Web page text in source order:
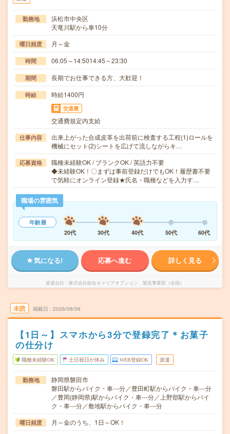
勤務地
浜松市中央区
天竜川駅から車10分
曜日頻度 月～金
時間 06:05～14:5014:45～23:30
期間 長期でお仕事できる方、大歓迎！
時給 時給1400円
交通費
交通費規定内支給
仕事内容
出来上がった合成皮革を出荷前に検査する工程(1)ロールを
機械にセット(2)シートを広げて流しながらキ…
応募資格
職種未経験OK / ブランクOK / 英語力不要
◆未経験OK！〇まずは事前登録だけでもOK！履歴書不要
で気軽にオンライン登録★氏名・職種などを入力す…
職場の雰囲気
年齢層
20代
30代 40代 50代 60代
気になる! 応募へ進む 詳しく見る
派遣会社 株式会社綜合キャリアオプション 製造事業部（全国）
未読 掲載日 2026/08/06
【1日～】スマホから3分で登録完了＊お菓子
の仕分け
職種未経験OK 土日祝日が休み WEB登録OK 派遣
勤務地
静岡県磐田市
磐田駅からバイク・車---分／豊田町駅からバイク・車---分
／豊岡(静岡県)駅からバイク・車---分／上野部駅からバイ
ク・車---分／敷地駅からバイク・車---分
曜日頻度 月～金のうち、1日～OK！